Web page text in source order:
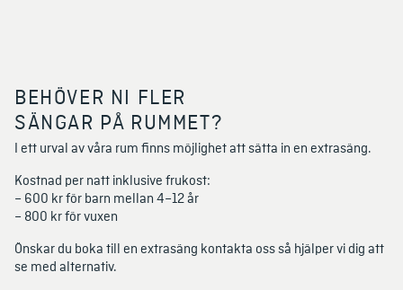
BEHÖVER NI FLER
SÄNGAR PÅ RUMMET?
I ett urval av våra rum finns möjlighet att sätta in en extrasäng.
Kostnad per natt inklusive frukost:
– 600 kr för barn mellan 4–12 år
– 800 kr för vuxen
Önskar du boka till en extrasäng kontakta oss så hjälper vi dig att
se med alternativ.